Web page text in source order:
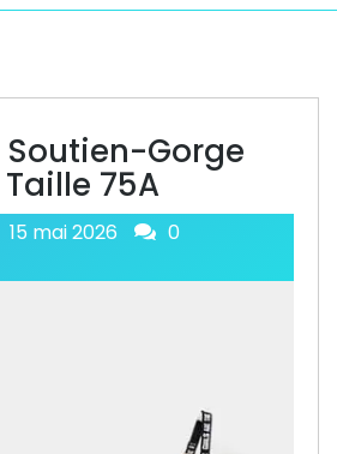
Soutien-Gorge
75A
15 mai 2026
0